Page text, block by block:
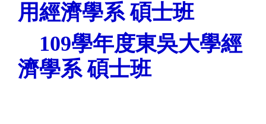
用經濟學系碩士班
109學年度東吳大學經
濟學系碩士班